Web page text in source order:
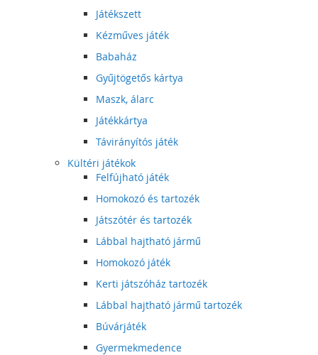
Játékszett
Kézműves játék
Babaház
Gyűjtögetős kártya
Maszk, álarc
Játékkártya
Távirányítós játék
Kültéri játékok
Felfújható játék
Homokozó és tartozék
Játszótér és tartozék
Lábbal hajtható jármű
Homokozó játék
Kerti játszóház tartozék
Lábbal hajtható jármű tartozék
Búvárjáték
Gyermekmedence